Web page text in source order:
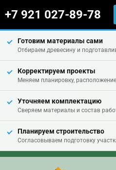
+7 921 027-89-78
Готовим материалы сами
Отбираем древесину и
Корректируем проекты
Меняем планировку,
Уточняем комплектацию
Сверяем материалы и состав
Планируем строительство
Согласовываем подготовку